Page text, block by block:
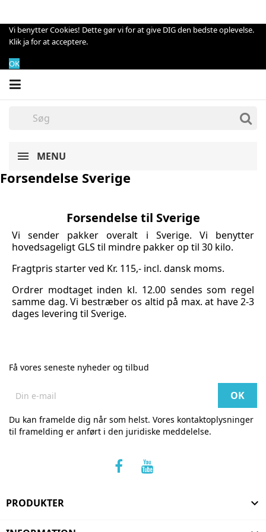
Vi benytter Cookies! Dette gør vi for at give DIG den bedste oplevelse.
Klik ja for at acceptere.
OK
MENU
Forsendelse Sverige
Forsendelse til Sverige
Vi sender pakker overalt i Sverige. Vi benytter
hovedsageligt GLS til mindre pakker op til 30 kilo.
Fragtpris starter ved Kr. 115,- incl. dansk moms.
Ordrer modtaget inden kl. 12.00 sendes som regel
samme dag. Vi bestræber os altid på max. at have 2-3
dages levering til Sverige.
Få vores seneste nyheder og tilbud
Du kan framelde dig når som helst. Vores kontaktoplysninger
til framelding er anført i den juridiske meddelelse.
PRODUKTER 